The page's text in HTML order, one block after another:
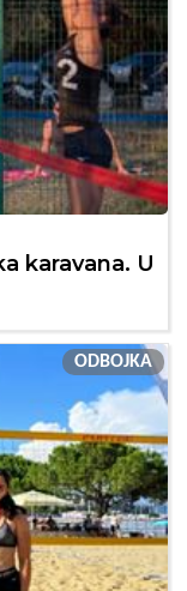
karavana. U
ODBOJKA